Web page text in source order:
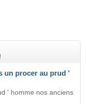
un procer au prud '
' homme nos anciens